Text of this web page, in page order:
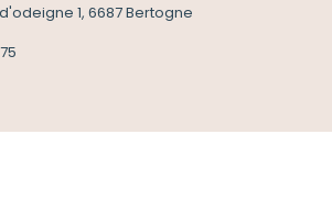
1, 6687 Bertogne